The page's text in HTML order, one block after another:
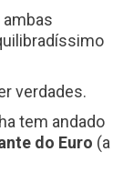
verdades.
tem andado
do Euro (a